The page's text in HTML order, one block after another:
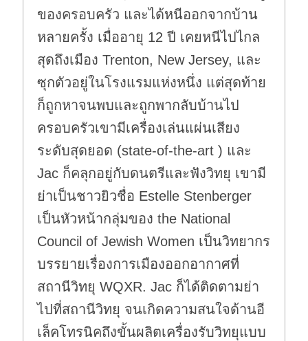
ของครอบครัว และได้หนีออกจากบ้าน
หลายครั้ง เมื่ออายุ 12 ปี เคยหนีไปไกล
สุดถึงเมือง Trenton, New Jersey, และ
ซุกตัวอยู่ในโรงแรมแห่งหนึ่ง แต่สุดท้าย
ก็ถูกหาจนพบและถูกพากลับบ้านไป
ครอบครัวเขามีเครื่องเล่นแผ่นเสียง
ระดับสุดยอด (state-of-the-art ) และ
Jac ก็คลุกอยู่กับดนตรีและฟังวิทยุ เขามี
ย่าเป็นชาวยิวชื่อ Estelle Stenberger
เป็นหัวหน้ากลุ่มของ the National
Council of Jewish Women เป็นวิทยากร
บรรยายเรื่องการเมืองออกอากาศที่
สถานีวิทยุ WQXR. Jac ก็ได้ติดตามย่า
ไปที่สถานีวิทยุ จนเกิดความสนใจด้านอี
เล็คโทรนิคถึงขั้นผลิตเครื่องรับวิทยุแบบ